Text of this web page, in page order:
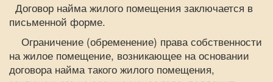
Договор найма жилого помещения заключается в
письменной форме.
Ограничение (обременение) права собственности
на жилое помещение, возникающее на основании
договора найма такого жилого помещения,